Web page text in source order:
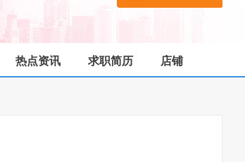
热点资讯 求职简历 店铺